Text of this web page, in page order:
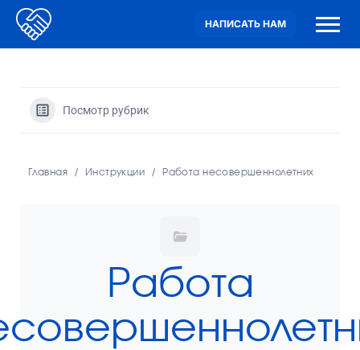
НАПИСАТЬ НАМ
Посмотр рубрик
Главная Инструкции Работа несовершеннолетних
Работа